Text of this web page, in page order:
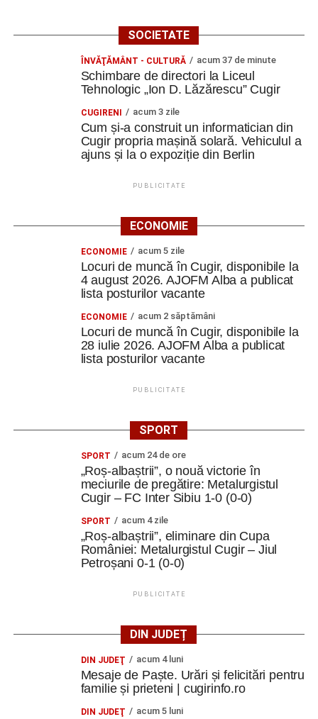
SOCIETATE
ÎNVĂŢĂMÂNT - CULTURĂ acum 37 de minute
Schimbare de directori la Liceul
Tehnologic „Ion D. Lăzărescu” Cugir
CUGIRENI acum 3 zile
Cum și-a construit un informatician din
Cugir propria mașină solară. Vehiculul a
ajuns și la o expoziție din Berlin
PUBLICITATE
ECONOMIE
ECONOMIE acum 5 zile
Locuri de muncă în Cugir, disponibile la
4 august 2026. AJOFM Alba a publicat
lista posturilor vacante
ECONOMIE acum 2 săptămâni
Locuri de muncă în Cugir, disponibile la
28 iulie 2026. AJOFM Alba a publicat
lista posturilor vacante
PUBLICITATE
SPORT
SPORT acum 24 de ore
„Roș-albaștrii”, o nouă victorie în
meciurile de pregătire: Metalurgistul
Cugir – FC Inter Sibiu 1-0 (0-0)
SPORT acum 4 zile
„Roș-albaștrii”, eliminare din Cupa
României: Metalurgistul Cugir – Jiul
Petroșani 0-1 (0-0)
PUBLICITATE
DIN JUDEȚ
DIN JUDEŢ acum 4 luni
Mesaje de Paște. Urări și felicitări pentru
familie și prieteni | cugirinfo.ro
DIN JUDEŢ acum 5 luni